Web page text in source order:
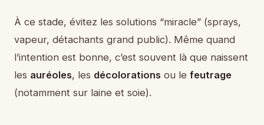
À ce stade, évitez les solutions “miracle” (sprays,
vapeur, détachants grand public). Même quand
l’intention est bonne, c’est souvent là que naissent
les auréoles, les décolorations ou le feutrage
(notamment sur laine et soie).